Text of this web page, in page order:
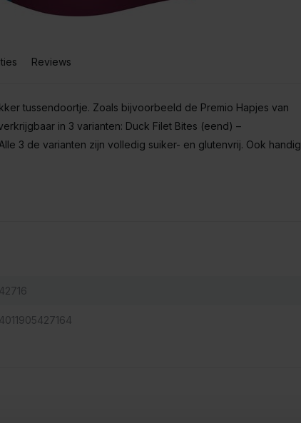
Reviews
tussendoortje. Zoals bijvoorbeeld de Premio Hapjes van
in 3 varianten: Duck Filet Bites (eend) –
3 de varianten zijn volledig suiker- en glutenvrij. Ook handig,
42716
4011905427164